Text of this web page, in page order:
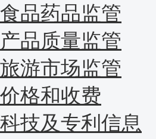
食品药品监管
产品质量监管
旅游市场监管
价格和收费
科技及专利信息